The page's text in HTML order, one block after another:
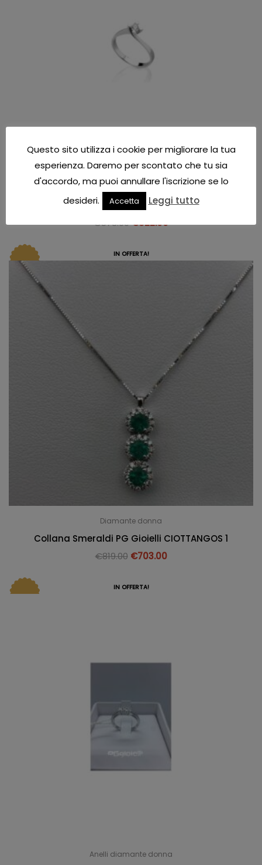
Anelli diamante donna
PG GIOIELLI ANELLO SOLITARIO ref. ANS147L012
€573.00€522.00
IN OFFERTA!
Diamante donna
Collana Smeraldi PG Gioielli CIOTTANGOS 1
€819.00 €703.00
IN OFFERTA!
Anelli diamante donna
Questo sito utilizza i cookie per migliorare la tua
esperienza. Daremo per scontato che tu sia
d'accordo, ma puoi annullare l'iscrizione se lo
desideri.
Accetta Leggi tutto